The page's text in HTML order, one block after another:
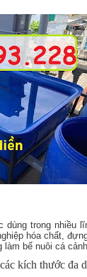
trong nhiều
hóa chất,
làm bể nuôi cá
kích thước đa